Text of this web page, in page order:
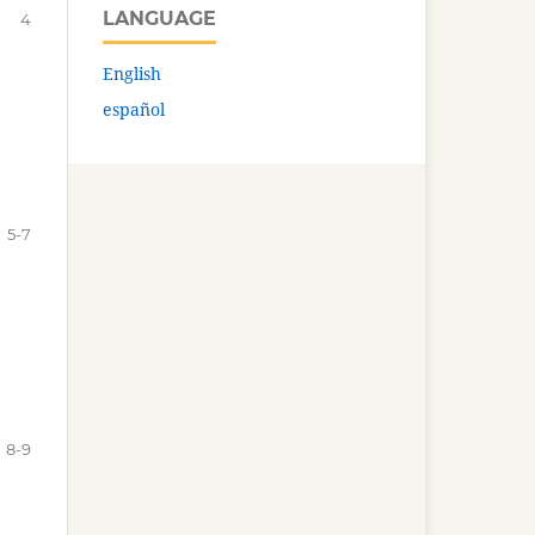
4
5-7
8-9
LANGUAGE
English
español